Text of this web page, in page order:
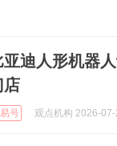
亚迪人形机器
店
号 观点机构 2026-07-